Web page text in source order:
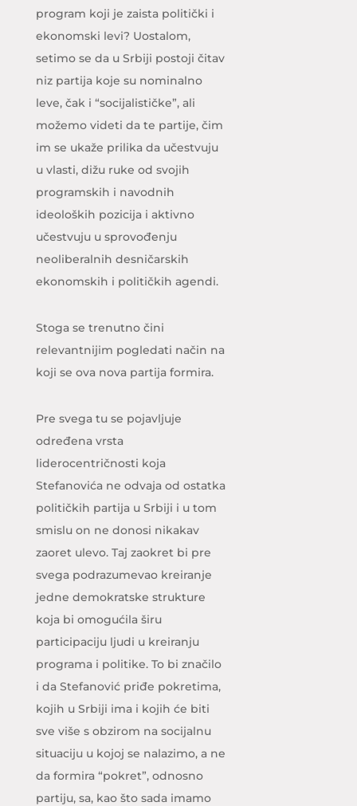
program koji je zaista politički i
ekonomski levi? Uostalom,
setimo se da u Srbiji postoji čitav
niz partija koje su nominalno
leve, čak i “socijalističke”, ali
možemo videti da te partije, čim
im se ukaže prilika da učestvuju
u vlasti, dižu ruke od svojih
programskih i navodnih
ideoloških pozicija i aktivno
učestvuju u sprovođenju
neoliberalnih desničarskih
ekonomskih i političkih agendi.
Stoga se trenutno čini
relevantnijim pogledati način na
koji se ova nova partija formira.
Pre svega tu se pojavljuje
određena vrsta
liderocentričnosti koja
Stefanovića ne odvaja od ostatka
političkih partija u Srbiji i u tom
smislu on ne donosi nikakav
zaoret ulevo. Taj zaokret bi pre
svega podrazumevao kreiranje
jedne demokratske strukture
koja bi omogućila širu
participaciju ljudi u kreiranju
programa i politike. To bi značilo
i da Stefanović priđe pokretima,
kojih u Srbiji ima i kojih će biti
sve više s obzirom na socijalnu
situaciju u kojoj se nalazimo, a ne
da formira “pokret”, odnosno
partiju, sa, kao što sada imamo